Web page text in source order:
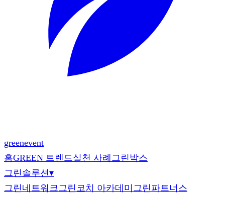
greenevent
홈GREEN 트렌드실천 사례 그린박스
그린솔루션▾
그린네트워크그린코치 아카데미 그린파트너스